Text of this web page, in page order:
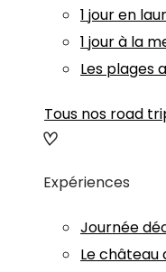
1 jour en
1 jour à la
Les plages
Tous nos road
Expériences
Journée
Le château